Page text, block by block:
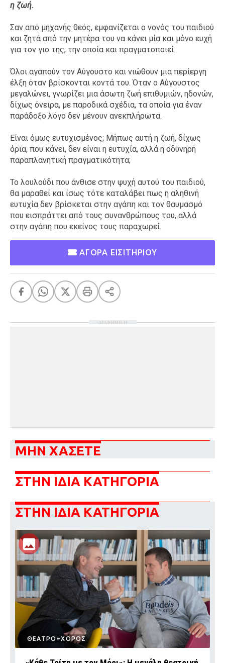
η ζωή.
Σαν από μηχανής θεός, εμφανίζεται ο νονός του παιδιού
και ζητά από την μητέρα του να κάνει μία και μόνο ευχή
για τον γιο της, την οποία και πραγματοποιεί.
Όλοι αγαπούν τον Αύγουστο και νιώθουν μια περίεργη
έλξη όταν βρίσκονται κοντά του. Όταν ο Αύγουστος
μεγαλώνει, γνωρίζει μια άσωτη ζωή επιθυμιών, ηδονών,
δίχως όνειρα, με παροδικά σχέδια, τα οποία για έναν
παράδοξο λόγο δεν μένουν ανεκπλήρωτα.
Είναι όμως ευτυχισμένος; Μήπως αυτή η ζωή, δίχως
όρια, που κάνει, δεν είναι η ευτυχία, αλλά η οδυνηρή
παραπλανητική πραγματικότητα;
Το λουλούδι που άνθισε στην ψυχή αυτού του παιδιού,
θα μαραθεί και ίσως τότε καταλάβει πως η αληθινή
ευτυχία δεν βρίσκεται στην αγάπη και τον θαυμασμό
που εισπράττει από τους συνανθρώπους του, αλλά
στην αγάπη που εκείνος τους παραχωρεί.
ΑΓΟΡΑ ΕΙΣΙΤΗΡΙΟΥ
ΔΙΑΦΗΜΙΣΗ
ΜΗΝ ΧΑΣΕΤΕ
ΣΤΗΝ ΙΔΙΑ ΚΑΤΗΓΟΡΙΑ
ΣΤΗΝ ΙΔΙΑ ΚΑΤΗΓΟΡΙΑ
ΘΕΑΤΡΟ+ΧΟΡΟΣ